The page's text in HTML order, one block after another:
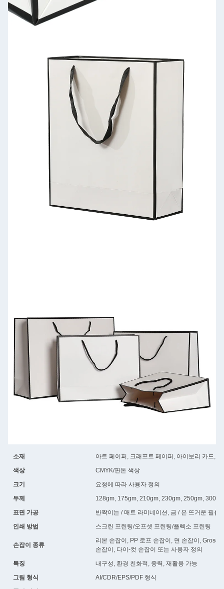
소재
아트 페이퍼, 크래프트 페이퍼, 아이보리 카드,
색상
CMYK/판톤 색상
크기
요청에 따라 사용자 정의
두께
128gm, 175gm, 210gm, 230gm, 250gm,
표면 가공
반짝이는 / 매트 라미네이션, 금 / 은 뜨거운 필름
인쇄 방법
스크린 프린팅/오프셋 프린팅/플렉소 프린팅
손잡이 종류
리본 손잡이, PP 로프 손잡이, 면 손잡이,
손잡이, 다이-컷 손잡이 또는 사용자 정의
특징
내구성, 환경 친화적, 중력, 재활용 가능
그림 형식
AI/CDR/EPS/PDF 형식